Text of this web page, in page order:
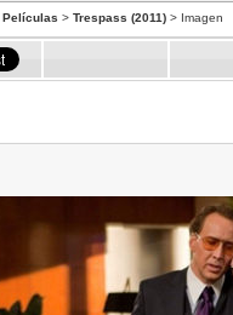
Películas > Trespass (2011) > Imagen